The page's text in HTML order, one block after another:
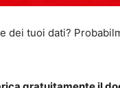
dei tuoi dati?